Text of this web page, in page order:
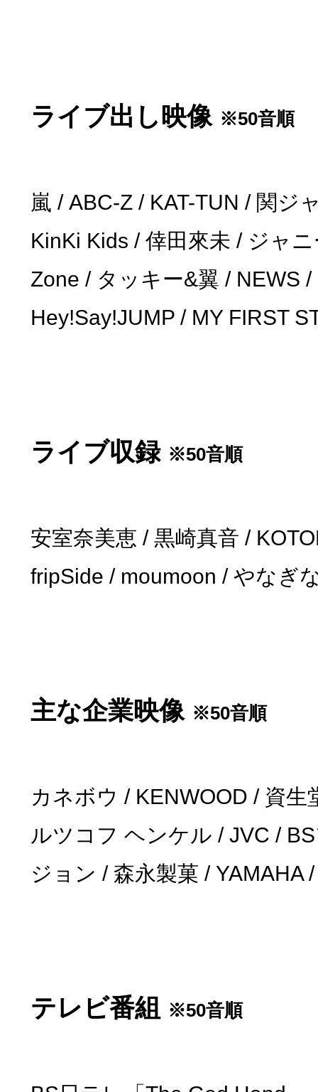
ライブ出し映像 ※50音順
嵐 / ABC-Z / KAT-TUN / 関ジ
KinKi Kids / 倖田來未 / ジャ
Zone / タッキー&翼 / NEWS
Hey!Say!JUMP / MY FIRST
ライブ収録 ※50音順
安室奈美恵 / 黒崎真音 /
fripSide / moumoon / やなぎ
主な企業映像 ※50音順
カネボウ / KENWOOD / 資生
ルツコフ ヘンケル / JVC /
ジョン / 森永製菓 / YAMAHA
テレビ番組 ※50音順